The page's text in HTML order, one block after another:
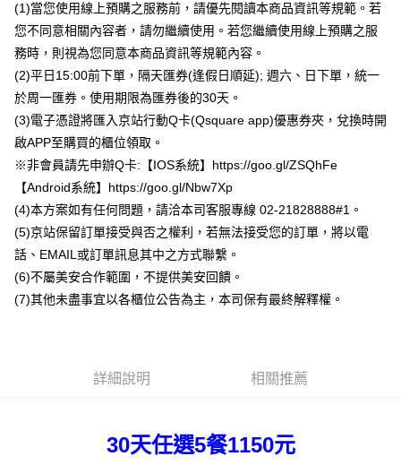
Google Pay
全盈+PAY
大哥付你分期
相關說明
【大哥付你分期使用說明】
1.本服務由台灣大哥大提供，台灣大哥大用戶可立即使用無須另外申請。
2.付款方式選擇「大哥付你分期」，訂單成立後會自動跳轉到大哥付的交易
流程，驗證手機門號後，選擇欲分期的期數、繳款截止日，確認付款後即完
成交易。
4.訂單成立30分鐘內，如未前往確認交易或遇審核未通過，訂單將自動取
消。如遇「轉專審核」未通過狀況，表示未達大哥付你分期系統評分，恕無
法說明評估內容。
【繳款方式說明】
1.分期款項不併入電信帳單，「大哥付你分期」於每月結算日後寄送繳費提
醒簡訊。
1.本服務係由「台灣大哥大股份有限公司」（以下簡稱本公司）所提供，讓
資料（包含姓名、電話或地址）提供予台灣大哥大進項蒐集、處理及利用，
由本公司與您本人進行分期帳單所需資料之確認、核對及更正。
【關於「AFTEE先享後付」】
AFTEE先享後付是「在收到商品之後才付款」的支付方式。 讓您購物簡單
便利好安心！
１．簡單：不需註冊會員、不需綁卡、不需儲值。
２．便利：只要手機號碼，簡訊認證，即可結帳。
３．安心：先確認商品／服務後，再付款。
【「AFTEE先享後付」結帳流程】
１．於結帳方式選擇「AFTEE先享後付」後，將跳轉至「AFTEE先享後付」
ATM／網路銀行／等多元方式進行付款，方視為交易完成。
※ 請注意：結帳手續完成當下不需立刻繳費，但若您需要取消訂單，請聯絡
※ 交易是否成功請以「AFTEE先享後付 」之結帳頁面顯示為準，若有關於
是否繳費成功／繳費後需取消欲退款等相關疑問，請聯繫「AFTEE先享後付
ATM付款
運送方式
Q square app 數位券 (請下載京站時尚廣場app)(小碧潭訂閱制)
免運費
(1)當您使用線上預購之服務前，請優先閱讀本商品資訊等規範。若
您不同意相關內容者，請勿繼續使用。若您繼續使用線上預購之服
務時，則視為您同意本商品資訊等規範內容。
(2)平日15:00前下單，隔天匯券(逢假日順延); 週六、日下單，統一
於周一匯券。使用期限為匯券後的30天。
(3)電子憑證將匯入京站行動Q卡(Qsquare app)優惠券夾，兌換時開
啟APP至購買的櫃位領取。
※非會員請先申辦Q卡:【IOS系統】https://goo.gl/ZSQhFe
【Android系統】https://goo.gl/Nbw7Xp
(4)本方案如有任何問題，請洽本司客服專線 02-21828888#1。
(5)京站保留訂單接受與否之權利，若無法接受您的訂單，將以電
話、EMAIL或訂單訊息其中之方式聯繫。
(6)不屬美安合作範圍，不提供美安回饋。
(7)其他未盡事宜以各櫃位公告為主，本司保有最終解釋權。
詳細說明 相關推薦
30天任選5餐1150元